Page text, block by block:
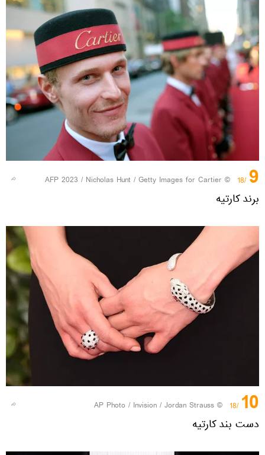
9
/18
© AFP 2023 / Nicholas Hunt / Getty Images for Cartier
برند کارتیه
10
/18
© AP Photo / Invision / Jordan Strauss
دست بند کارتیه